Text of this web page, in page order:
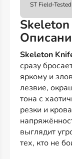
ST Field-Tested
Skeleton
сразу
яркому и
лезвие,
тона с
резки и
выглядит
тех, кто не